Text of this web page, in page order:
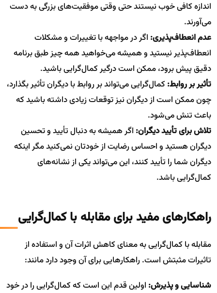
اندازه کافی خوب نیستند حتی وقتی موفقیت‌های بزرگی به دست
می‌آورند.
عدم انعطاف‌پذیری: اگر در مواجهه با تغییرات و مشکلات
انعطاف‌پذیر نیستید و همیشه می‌خواهید همه چیز طبق برنامه
دقیق پیش برود، ممکن است درگیر کمال‌گرایی باشید.
تأثیر بر روابط:کمال‌گرایی می‌تواند بر روابط با دیگران تأثیر بگذارد،
چون ممکن است از دیگران نیز توقعات زیادی داشته باشید که
باعث تنش می‌شود.
تلاش برای تأیید دیگران: اگر همیشه به دنبال تأیید و تحسین
دیگران هستید و احساس رضایت از خودتان نمی‌کنید مگر اینکه
دیگران شما را تأیید کنند، این می‌تواند یکی از نشانه‌های
کمال‌گرایی باشد.
راهکارهای مفید برای مقابله با کمال‌گرایی
مقابله با کمال‌گرایی به معنای کاهش اثرات آن و استفاده از
تاثیرات مثبتش است. راهکارهایی برای آن وجود دارد مانند:
شناسایی و پذیرش: اولین قدم این است که کمال‌گرایی را در خود